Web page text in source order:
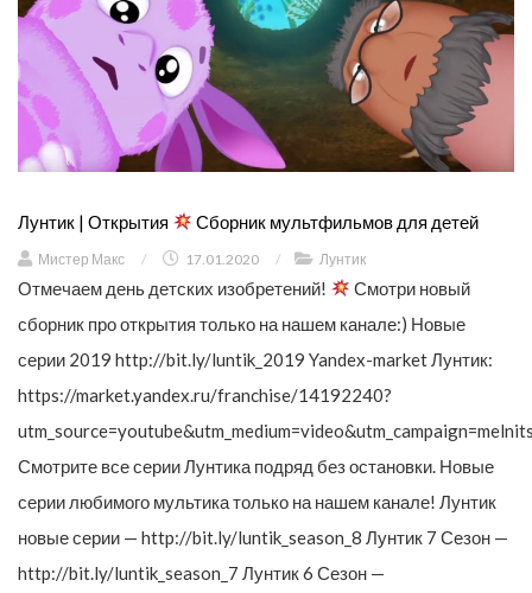
Лунтик | Открытия Сборник мультфильмов для детей
Мистер Макс / 17.01.2020 / Лунтик
Отмечаем день детских изобретений!
Смотри новый
сборник про открытия только на нашем канале:) Новые
серии 2019 http://bit.ly/luntik_2019 Yandex-market Лунтик:
https://market.yandex.ru/franchise/14192240?
Смотрите все серии Лунтика подряд без остановки. Новые
серии любимого мультика только на нашем канале! Лунтик
новые серии — http://bit.ly/luntik_season_8 Лунтик 7 Сезон —
http://bit.ly/luntik_season_7 Лунтик 6 Сезон —